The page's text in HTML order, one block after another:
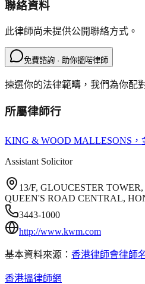
聯絡資料
此律師尚未提供公開聯絡方式。
免費諮詢 · 助你搵啱律師
揀選你的法律範疇，我們為你配
所屬律師行
KING & WOOD MALLESONS
Assistant Solicitor
13/F, GLOUCESTER
QUEEN'S ROAD CENTRAL,
3443-1000
http://www.kwm.com
基本資料來源： 香港律師會律師
香港搵律師網